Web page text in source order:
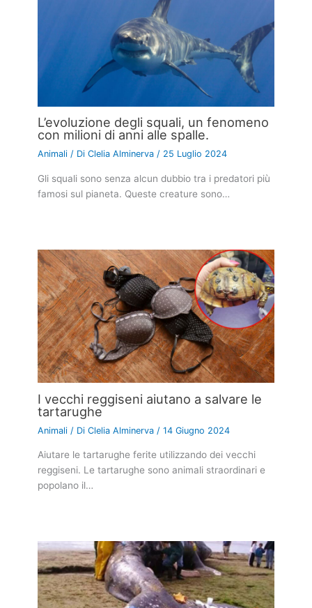
L’evoluzione degli squali, un fenomeno
con milioni di anni alle spalle.
Animali / DiClelia Alminerva/ 25 Luglio 2024
Gli squali sono senza alcun dubbio tra i predatori più
famosi sul pianeta. Queste creature sono…
I vecchi reggiseni aiutano a salvare le
tartarughe
Animali / DiClelia Alminerva /14 Giugno 2024
Aiutare le tartarughe ferite utilizzando dei vecchi
reggiseni. Le tartarughe sono animali straordinari e
popolano il…